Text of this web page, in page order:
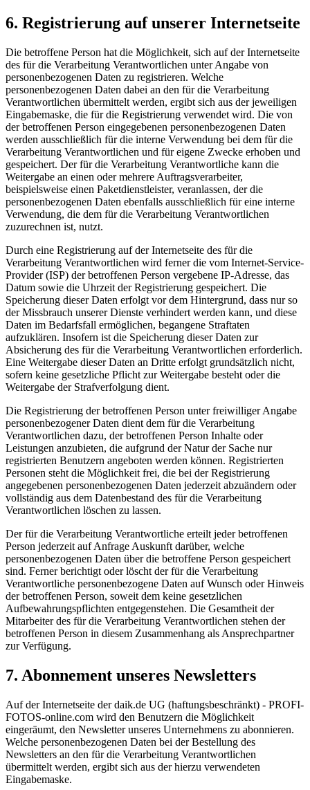
Registrierung auf unserer Internetseite
Die betroffene Person hat die Möglichkeit, sich auf der Internetseite
des für die Verarbeitung Verantwortlichen unter Angabe von
personenbezogenen Daten zu registrieren. Welche
personenbezogenen Daten dabei an den für die Verarbeitung
Verantwortlichen übermittelt werden, ergibt sich aus der jeweiligen
Eingabemaske, die für die Registrierung verwendet wird. Die von
der betroffenen Person eingegebenen personenbezogenen Daten
werden ausschließlich für die interne Verwendung bei dem für die
Verarbeitung Verantwortlichen und für eigene Zwecke erhoben und
gespeichert. Der für die Verarbeitung Verantwortliche kann die
Weitergabe an einen oder mehrere Auftragsverarbeiter,
beispielsweise einen Paketdienstleister, veranlassen, der die
personenbezogenen Daten ebenfalls ausschließlich für eine interne
Verwendung, die dem für die Verarbeitung Verantwortlichen
zuzurechnen ist, nutzt.
Durch eine Registrierung auf der Internetseite des für die
Verarbeitung Verantwortlichen wird ferner die vom Internet-Service-
Provider (ISP) der betroffenen Person vergebene IP-Adresse, das
Datum sowie die Uhrzeit der Registrierung gespeichert. Die
Speicherung dieser Daten erfolgt vor dem Hintergrund, dass nur so
der Missbrauch unserer Dienste verhindert werden kann, und diese
Daten im Bedarfsfall ermöglichen, begangene Straftaten
aufzuklären. Insofern ist die Speicherung dieser Daten zur
Absicherung des für die Verarbeitung Verantwortlichen erforderlich.
Eine Weitergabe dieser Daten an Dritte erfolgt grundsätzlich nicht,
sofern keine gesetzliche Pflicht zur Weitergabe besteht oder die
Weitergabe der Strafverfolgung dient.
Die Registrierung der betroffenen Person unter freiwilliger Angabe
personenbezogener Daten dient dem für die Verarbeitung
Verantwortlichen dazu, der betroffenen Person Inhalte oder
Leistungen anzubieten, die aufgrund der Natur der Sache nur
registrierten Benutzern angeboten werden können. Registrierten
Personen steht die Möglichkeit frei, die bei der Registrierung
angegebenen personenbezogenen Daten jederzeit abzuändern oder
vollständig aus dem Datenbestand des für die Verarbeitung
Verantwortlichen löschen zu lassen.
Der für die Verarbeitung Verantwortliche erteilt jeder betroffenen
Person jederzeit auf Anfrage Auskunft darüber, welche
personenbezogenen Daten über die betroffene Person gespeichert
sind. Ferner berichtigt oder löscht der für die Verarbeitung
Verantwortliche personenbezogene Daten auf Wunsch oder Hinweis
der betroffenen Person, soweit dem keine gesetzlichen
Aufbewahrungspflichten entgegenstehen. Die Gesamtheit der
Mitarbeiter des für die Verarbeitung Verantwortlichen stehen der
betroffenen Person in diesem Zusammenhang als Ansprechpartner
zur Verfügung.
Abonnement unseres Newsletters
Auf der Internetseite der daik.de UG (haftungsbeschränkt) - PROFI-
FOTOS-online.com wird den Benutzern die Möglichkeit
eingeräumt, den Newsletter unseres Unternehmens zu abonnieren.
Welche personenbezogenen Daten bei der Bestellung des
Newsletters an den für die Verarbeitung Verantwortlichen
übermittelt werden, ergibt sich aus der hierzu verwendeten
Eingabemaske.